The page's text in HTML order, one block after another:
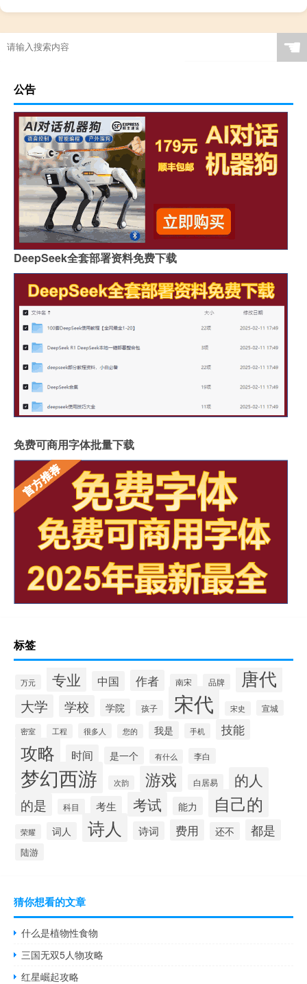
☚
公告
DeepSeek全套部署资料免费下载
免费可商用字体批量下载
标签
万元 专业 中国 作者 南宋 品牌 唐代
大学 学校 学院 孩子 宋代 宋史 宣城
密室 工程 很多人 您的 我是 手机 技能
攻略 时间 是一个 有什么 李白
梦幻西游 次韵 游戏 白居易 的人
的是 科目 考生 考试 能力 自己的
荣耀 词人 诗人 诗词 费用 还不 都是
陆游
猜你想看的文章
什么是植物性食物
三国无双5人物攻略
红星崛起攻略